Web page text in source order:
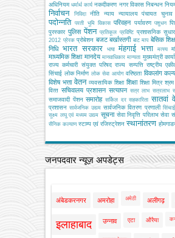
अधिनियम धर्मार्थ कार्य नकदीकरण नगर विकास निबन्‍धन
निर्वाचन निविदा नीति न्याय न्यायालय पंचायत
पदोन्नति परती भूमि विकास परिवहन पर्यावरण पशुधन
पुरस्कार पुलिस पेंशन प्रतिकूल प्रविष्टि प्रशासनिक सुधार
2012 प्रेरक प्रोबेशन बजट बर्खास्तगी बाट माप बेसिक
निधि भारत सरकार भाषा मंहगाई भत्ता मत्‍स्‍य
माध्यमिक शिक्षा मानदेय मानवाधिकार मान्यता मुख्‍यमंत्री
राज्य कर्मचारी संयुक्त परिषद राज्य सम्पत्ति राष्ट्रीय
सिंचाई लोक निर्माण लोक सेवा आयोग वरिष्ठता विकलांग
विशेष भत्ता वेतन व्‍यवसायिक शिक्षा शिक्षा शिक्षा मित्र श्रम
वित्‍त सचिवालय प्रशासन सत्यापन सत्र लाभ सत्रलाभ
समाजवादी पेंशन समारोह सर्किल दर सहकारिता सातवां
प्रशासन सार्वजनिक उद्यम सार्वजनिक वितरण प्रणाली सिंचाई
सूक्ष्म लघु एवं मध्यम उद्यम सूचना सेवा निवृत्ति परिलाभ सेवा
सैनिक कल्‍याण स्टाम्प एवं रजिस्ट्रेशन स्थानांतरण
जनपदवार न्यूज़ अपडेट्स
अंबेडकरनगर अमरोहा अमेठी अलीगढ़
इलाहाबाद उन्नाव एटा औरैया